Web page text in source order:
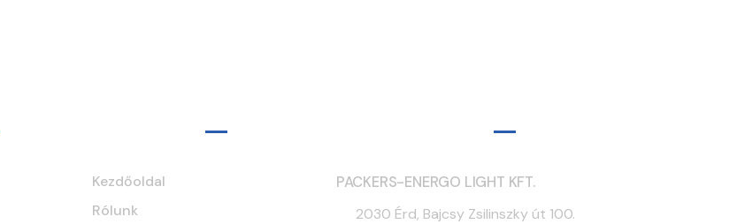
Kezdőoldal
Rólunk
PACKERS-ENERGO LIGHT KFT.
2030 Érd, Bajcsy Zsilinszky út 100.